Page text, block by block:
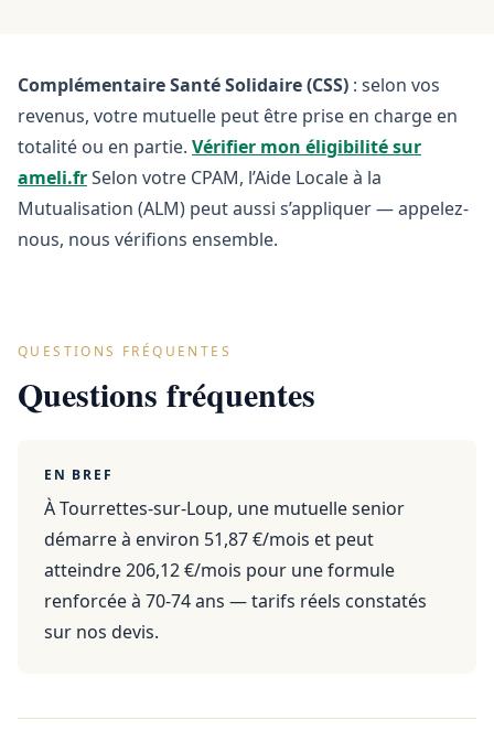
Complémentaire Santé Solidaire (CSS) : selon vos
revenus, votre mutuelle peut être prise en charge en
totalité ou en partie. Vérifier mon éligibilité sur
ameli.frSelon votre CPAM, l’Aide Locale à la
Mutualisation (ALM) peut aussi s’appliquer — appelez-
nous, nous vérifions ensemble.
QUESTIONS FRÉQUENTES
Questions fréquentes
EN BREF
À Tourrettes-sur-Loup, une mutuelle senior
démarre à environ 51,87 €/mois et peut
atteindre 206,12 €/mois pour une formule
renforcée à 70-74 ans — tarifs réels constatés
sur nos devis.